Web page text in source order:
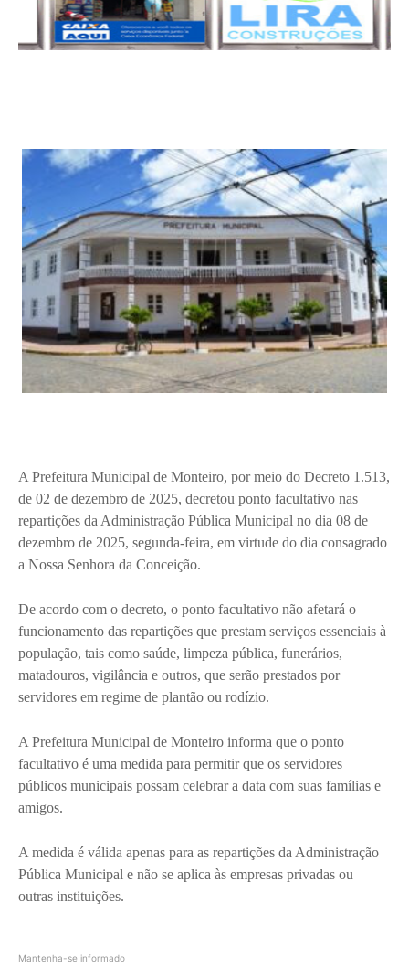
A Prefeitura Municipal de Monteiro, por meio do Decreto 1.513,
de 02 de dezembro de 2025, decretou ponto facultativo nas
repartições da Administração Pública Municipal no dia 08 de
dezembro de 2025, segunda-feira, em virtude do dia consagrado
a Nossa Senhora da Conceição.
De acordo com o decreto, o ponto facultativo não afetará o
funcionamento das repartições que prestam serviços essenciais à
população, tais como saúde, limpeza pública, funerários,
matadouros, vigilância e outros, que serão prestados por
servidores em regime de plantão ou rodízio.
A Prefeitura Municipal de Monteiro informa que o ponto
facultativo é uma medida para permitir que os servidores
públicos municipais possam celebrar a data com suas famílias e
amigos.
A medida é válida apenas para as repartições da Administração
Pública Municipal e não se aplica às empresas privadas ou
outras instituições.
Mantenha-se informado